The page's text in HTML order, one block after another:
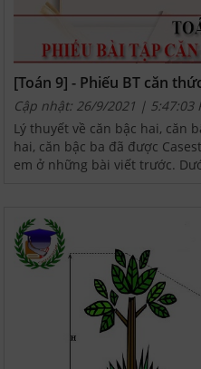
[Toán 9] - Phiếu BT căn
Cập nhật: 26/9/2021 | 5:47:03
Lý thuyết về căn bậc hai, căn
hai, căn bậc ba đã được
em ở những bài viết trước.